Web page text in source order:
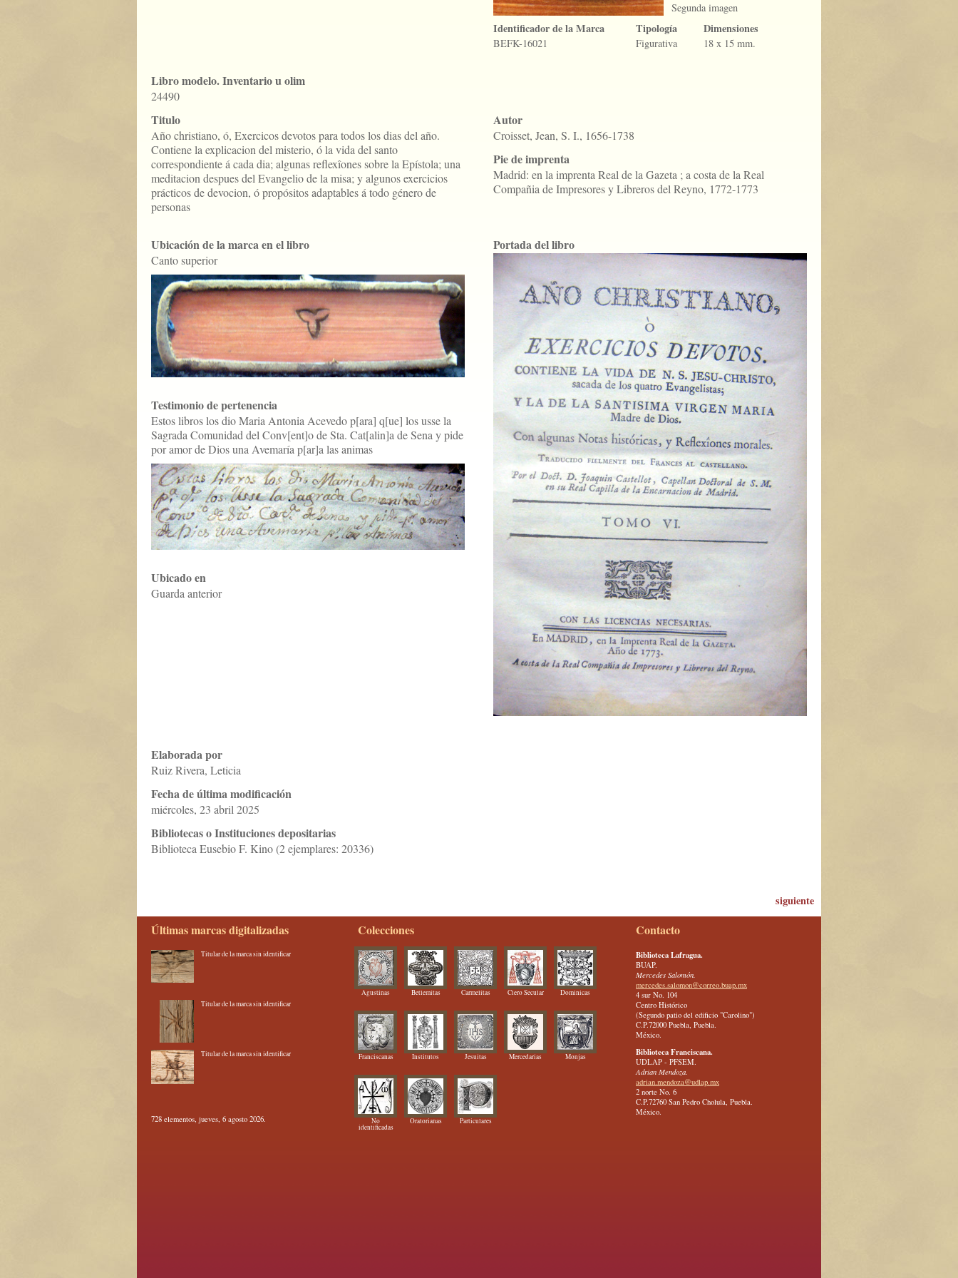
Segunda imagen
Identificador de la Marca
BEFK-16021
Tipología
Figurativa
Dimensiones
18 x 15 mm.
Libro modelo. Inventario u olim
24490
Titulo
Año christiano, ó, Exercicos devotos para todos los dias del año.
Contiene la explicacion del misterio, ó la vida del santo
correspondiente á cada dia; algunas reflexîones sobre la Epístola; una
meditacion despues del Evangelio de la misa; y algunos exercicios
prácticos de devocion, ó propósitos adaptables á todo género de
personas
Autor
Croisset, Jean, S. I., 1656-1738
Pie de imprenta
Madrid: en la imprenta Real de la Gazeta ; a costa de la Real
Compañia de Impresores y Libreros del Reyno, 1772-1773
Ubicación de la marca en el libro
Canto superior
Testimonio de pertenencia
Estos libros los dio Maria Antonia Acevedo p[ara] q[ue] los usse la
Sagrada Comunidad del Conv[ent]o de Sta. Cat[alin]a de Sena y pide
por amor de Dios una Avemaría p[ar]a las animas
Ubicado en
Guarda anterior
Portada del libro
Elaborada por
Ruiz Rivera, Leticia
Fecha de última modificación
miércoles, 23 abril 2025
Bibliotecas o Instituciones depositarias
Biblioteca Eusebio F. Kino (2 ejemplares: 20336)
siguiente
Últimas marcas digitalizadas
Titular de la marca sin identificar
Titular de la marca sin identificar
Titular de la marca sin identificar
728 elementos, jueves, 6 agosto 2026.
Colecciones
Agustinas Betlemitas Carmelitas Clero Secular Dominicas
Franciscanas Institutos Jesuitas Mercedarias Monjas
No
identificadas
Oratorianas Particulares
Contacto
Biblioteca Lafragua.
BUAP.
Mercedes Salomón.
mercedes.salomon@correo.buap.mx
4 sur No. 104
Centro Histórico
(Segundo patio del edificio "Carolino")
C.P.72000 Puebla, Puebla.
México.
Biblioteca Franciscana.
UDLAP - PFSEM.
Adrian Mendoza.
adrian.mendoza@udlap.mx
2 norte No. 6
C.P.72760 San Pedro Cholula, Puebla.
México.